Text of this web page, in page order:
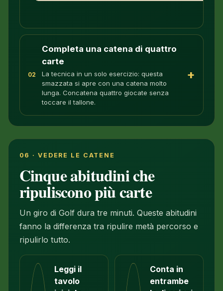
02
Completa una catena di quattro
carte
La tecnica in un solo esercizio: questa
smazzata si apre con una catena molto
lunga. Concatena quattro giocate senza
toccare il tallone.
+
06 · VEDERE LE CATENE
Cinque abitudini che
ripuliscono più carte
Un giro di Golf dura tre minuti. Queste abitudini
fanno la differenza tra ripulire metà percorso e
ripulirlo tutto.
Leggi il
tavolo
Conta in
entrambe